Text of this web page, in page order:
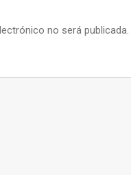
no será publicada.